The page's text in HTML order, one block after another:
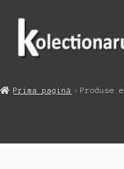
Sari
navigare
Sari
conținut
Prima pagină Produse